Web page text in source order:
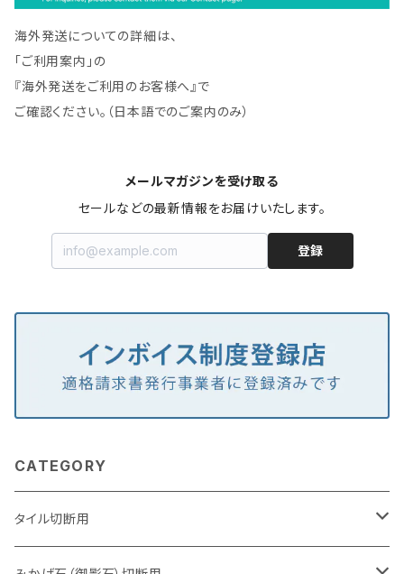
海外発送についての詳細は、
「ご利用案内」の
『海外発送をご利用のお客様へ』で
ご確認ください。（日本語でのご案内のみ）
メールマガジンを受け取る
セールなどの最新情報をお届けいたします。
登録
CATEGORY
タイル切断用